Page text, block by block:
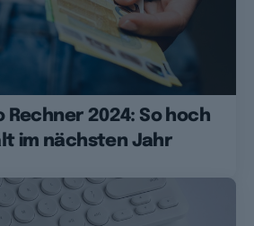
2024: So hoch
im nächsten Jahr